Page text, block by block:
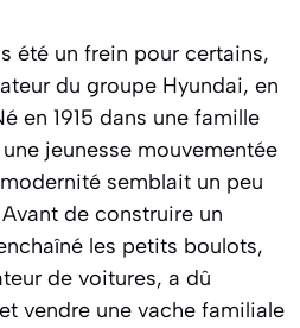
été un frein pour certains,
du groupe Hyundai, en
en 1915 dans une famille
jeunesse mouvementée
semblait un peu
de construire un
les petits boulots,
de voitures, a dû
vendre une vache familiale